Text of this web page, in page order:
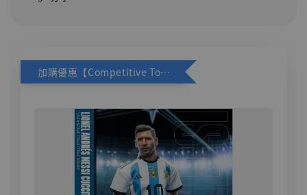
加購優惠【Competitive Toys 梅西 [CM001]】